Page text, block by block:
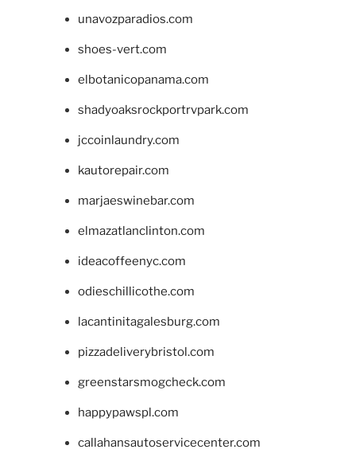
unavozparadios.com
shoes-vert.com
elbotanicopanama.com
shadyoaksrockportrvpark.com
jccoinlaundry.com
kautorepair.com
marjaeswinebar.com
elmazatlanclinton.com
ideacoffeenyc.com
odieschillicothe.com
lacantinitagalesburg.com
pizzadeliverybristol.com
greenstarsmogcheck.com
happypawspl.com
callahansautoservicecenter.com